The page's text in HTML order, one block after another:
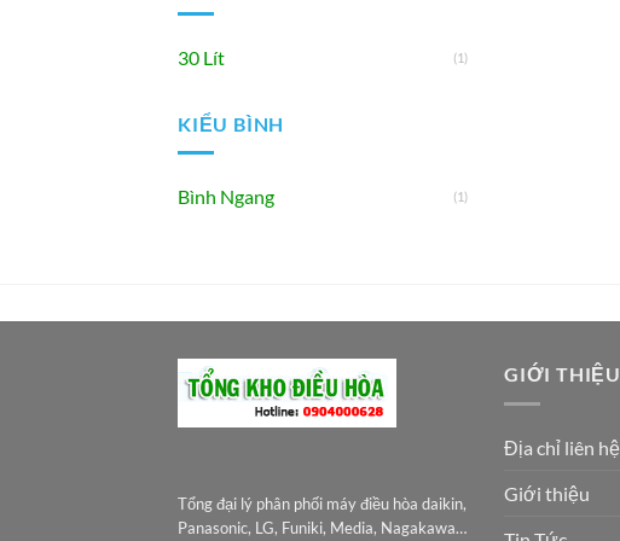
30 Lít (1)
KIỂU BÌNH
Bình Ngang (1)
Tổng đại lý phân phối máy điều hòa daikin,
Panasonic, LG, Funiki, Media, Nagakawa…
GIỚI THIỆU
Địa chỉ liên hệ
Giới thiệu